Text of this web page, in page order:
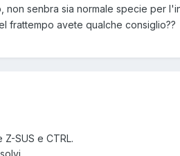
non senbra sia normale specie per
frattempo avete qualche consiglio??
SUS e CTRL.